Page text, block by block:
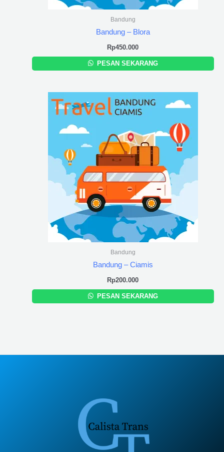
Bandung
Bandung – Blora
Rp450.000
PESAN SEKARANG
Bandung
Bandung – Ciamis
Rp200.000
PESAN SEKARANG